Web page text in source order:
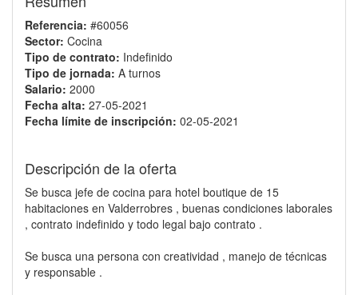
Referencia: #60056
Sector: Cocina
Tipo de contrato: Indefinido
Tipo de jornada: A turnos
Salario: 2000
Fecha alta: 27-05-2021
Fecha límite de inscripción: 02-05-2021
Descripción de la oferta
Se busca jefe de cocina para hotel boutique de 15
habitaciones en Valderrobres , buenas condiciones laborales
, contrato indefinido y todo legal bajo contrato .
Se busca una persona con creatividad , manejo de técnicas
y responsable .